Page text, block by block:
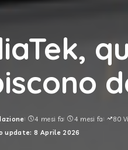
4 mesi fa 4 mesi fa 80
update: 8 Aprile 2026